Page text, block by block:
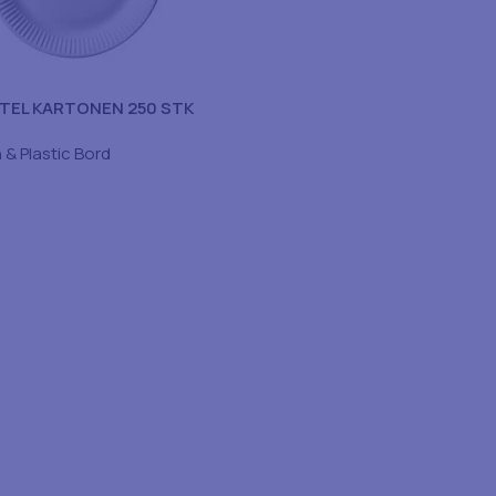
KARTONEN 250 STK
Plastic Bord